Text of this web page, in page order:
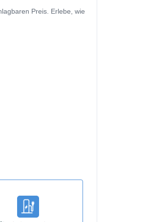
Preis. Erlebe, wie